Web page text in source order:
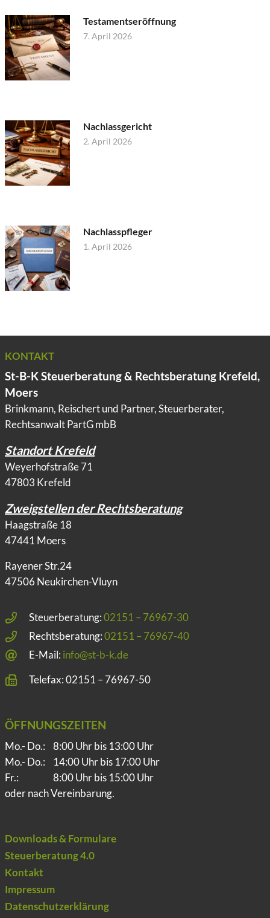
Testamentseröffnung
7. April 2026
Nachlassgericht
2. April 2026
Nachlasspfleger
1. April 2026
KONTAKT
St-B-K Steuerberatung & Rechtsberatung Krefeld,
Moers
Brinkmann, Reischert und Partner, Steuerberater,
Rechtsanwalt PartG mbB
Standort Krefeld
Weyerhofstraße 71
47803 Krefeld
Zweigstellen der Rechtsberatung
Haagstraße 18
47441 Moers
Rayener Str.24
47506 Neukirchen-Vluyn
Steuerberatung:02151 – 76967-30
Rechtsberatung:02151 – 76967-40
E-Mail: info@st-b-k.de
Telefax: 02151 – 76967-50
ÖFFNUNGSZEITEN
Mo.- Do.:
8:00 Uhr bis 13:00 Uhr
Mo.- Do.:
14:00 Uhr bis 17:00 Uhr
Fr.:
8:00 Uhr bis 15:00 Uhr
oder nach Vereinbarung.
Downloads & Formulare
Steuerberatung 4.0
Kontakt
Impressum
Datenschutzerklärung